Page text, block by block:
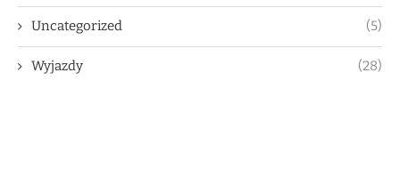
Uncategorized (5)
Wyjazdy (28)